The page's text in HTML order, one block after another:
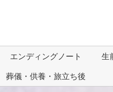
エンディングノート 生
葬儀・供養・旅立ち後